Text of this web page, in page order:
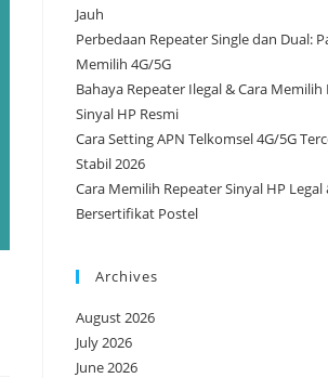
Jauh
Perbedaan Repeater Single dan Dual:
Memilih 4G/5G
Bahaya Repeater Ilegal & Cara Memilih
Sinyal HP Resmi
Cara Setting APN Telkomsel 4G/5G
Stabil 2026
Cara Memilih Repeater Sinyal HP Legal
Bersertifikat Postel
Archives
August 2026
July 2026
June 2026